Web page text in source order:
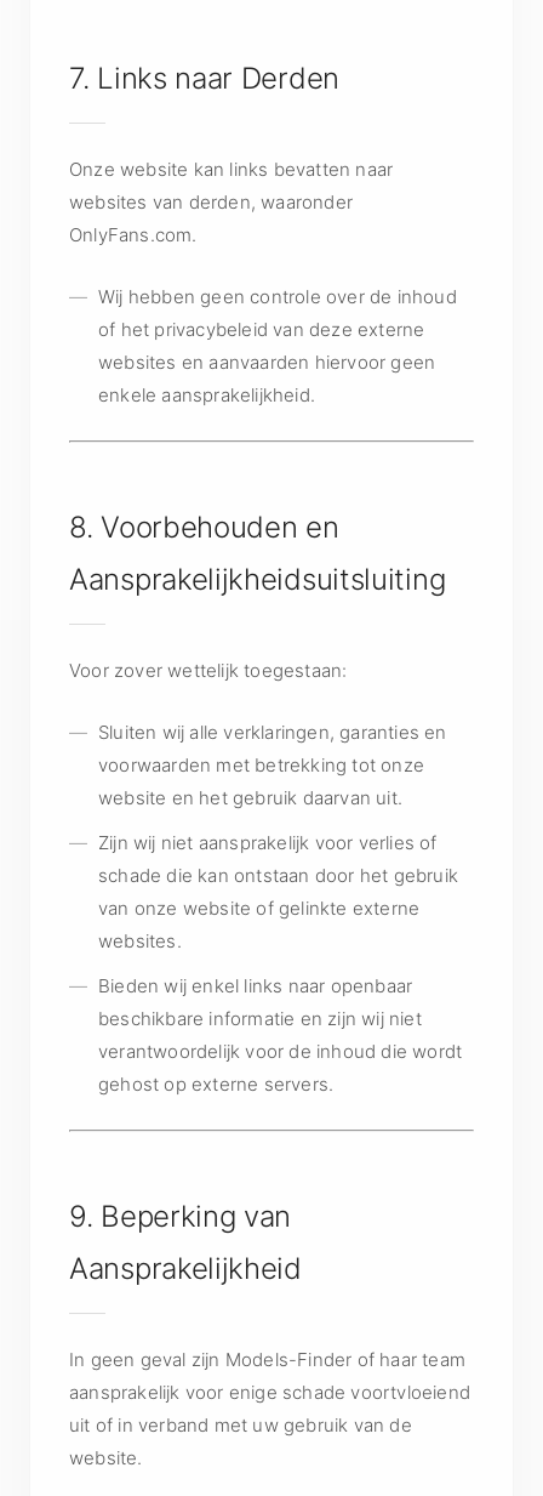
7. Links naar Derden
Onze website kan links bevatten naar
websites van derden, waaronder
OnlyFans.com.
Wij hebben geen controle over de inhoud
of het privacybeleid van deze externe
websites en aanvaarden hiervoor geen
enkele aansprakelijkheid.
8. Voorbehouden en
Aansprakelijkheidsuitsluiting
Voor zover wettelijk toegestaan:
Sluiten wij alle verklaringen, garanties en
voorwaarden met betrekking tot onze
website en het gebruik daarvan uit.
Zijn wij niet aansprakelijk voor verlies of
schade die kan ontstaan door het gebruik
van onze website of gelinkte externe
websites.
Bieden wij enkel links naar openbaar
beschikbare informatie en zijn wij niet
verantwoordelijk voor de inhoud die wordt
gehost op externe servers.
9. Beperking van
Aansprakelijkheid
In geen geval zijn Models-Finder of haar team
aansprakelijk voor enige schade voortvloeiend
uit of in verband met uw gebruik van de
website.